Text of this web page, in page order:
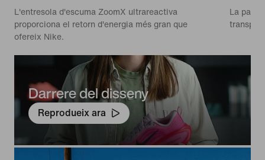
L'entresola d'escuma ZoomX ultrareactiva
proporciona el retorn d'energia més gran que
ofereix Nike.
La part
Darrere del disseny
Reprodueix ara